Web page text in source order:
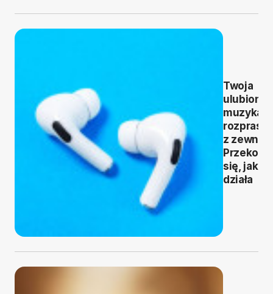
Twoja
ulubiona
muzyka
z
Przekonaj
się, jak to
działa